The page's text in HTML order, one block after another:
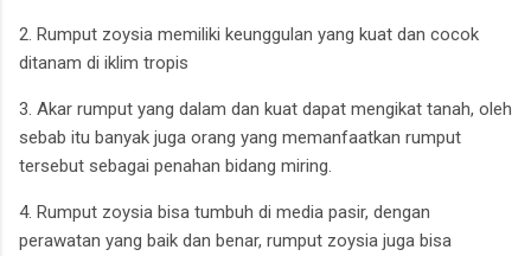
2. Rumput zoysia memiliki keunggulan yang kuat dan cocok
ditanam di iklim tropis
3. Akar rumput yang dalam dan kuat dapat mengikat tanah, oleh
sebab itu banyak juga orang yang memanfaatkan rumput
tersebut sebagai penahan bidang miring.
4. Rumput zoysia bisa tumbuh di media pasir, dengan
perawatan yang baik dan benar, rumput zoysia juga bisa